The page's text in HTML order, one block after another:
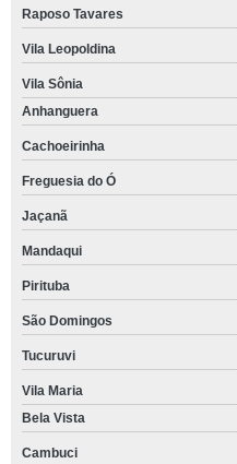
Raposo Tavares
Vila Leopoldina
Vila Sônia
Anhanguera
Cachoeirinha
Freguesia do Ó
Jaçanã
Mandaqui
Pirituba
São Domingos
Tucuruvi
Vila Maria
Bela Vista
Cambuci